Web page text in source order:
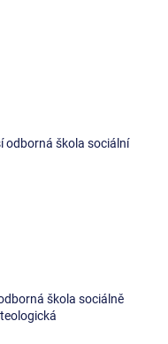
odborná škola sociální
škola sociálně